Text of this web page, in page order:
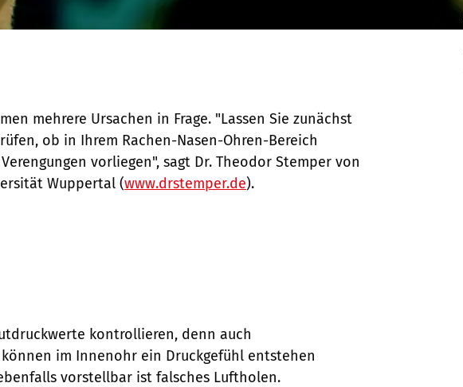
mehrere Ursachen in Frage. "Lassen Sie zunächst
ob in Ihrem Rachen-Nasen-Ohren-Bereich
vorliegen", sagt Dr. Theodor Stemper von
Wuppertal (www.drstemper.de).
kontrollieren, denn auch
im Innenohr ein Druckgefühl entstehen
vorstellbar ist falsches Luftholen.